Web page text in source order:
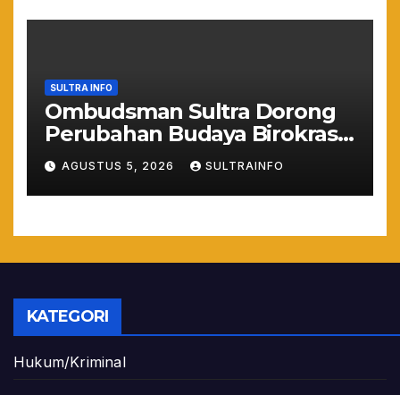
SULTRA INFO
Ombudsman Sultra Dorong
Perubahan Budaya Birokrasi
Lewat Penilaian
Maladministrasi 2026
AGUSTUS 5, 2026 SULTRAINFO
KATEGORI
Hukum/Kriminal